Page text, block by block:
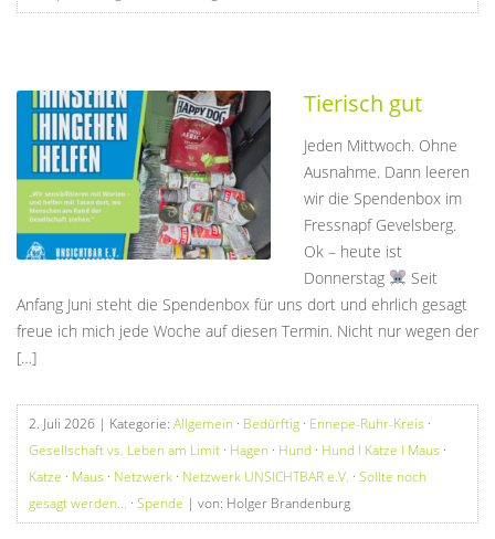
Tierisch gut
Jeden Mittwoch. Ohne
Ausnahme. Dann leeren
wir die Spendenbox im
Fressnapf Gevelsberg.
Ok – heute ist
Donnerstag
Seit
Anfang Juni steht die Spendenbox für uns dort und ehrlich gesagt
freue ich mich jede Woche auf diesen Termin. Nicht nur wegen der
[…]
2. Juli 2026 | Kategorie: Allgemein · Bedürftig · Ennepe-Ruhr-Kreis ·
Gesellschaft vs. Leben am Limit · Hagen · Hund · Hund I Katze I Maus ·
Katze · Maus · Netzwerk · Netzwerk UNSICHTBAR e.V. · Sollte noch
gesagt werden... · Spende | von: Holger Brandenburg